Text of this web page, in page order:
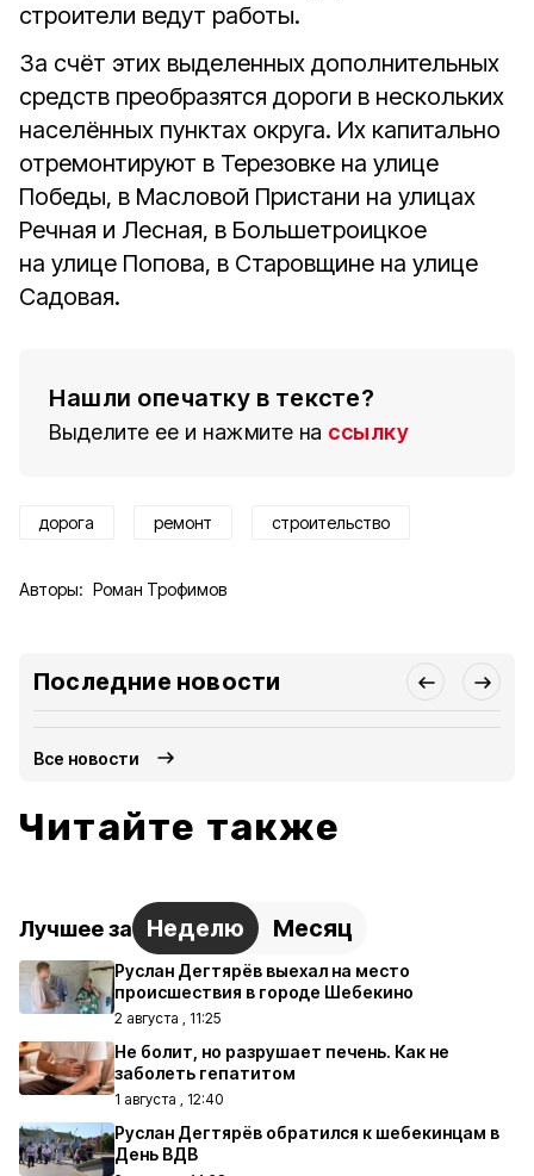
строители ведут работы.
За счёт этих выделенных дополнительных
средств преобразятся дороги в нескольких
населённых пунктах округа. Их капитально
отремонтируют в Терезовке на улице
Победы, в Масловой Пристани на улицах
Речная и Лесная, в Большетроицкое
на улице Попова, в Старовщине на улице
Садовая.
Нашли опечатку в тексте?
Выделите ее и нажмите на ссылку
дорога ремонт строительство
Авторы: Роман Трофимов
Последние новости
Все новости
Читайте также
Лучшее за Неделю Месяц
Руслан Дегтярёв выехал на место
происшествия в городе Шебекино
2 августа , 11:25
Не болит, но разрушает печень. Как не
заболеть гепатитом
1 августа , 12:40
Руслан Дегтярёв обратился к шебекинцам в
День ВДВ